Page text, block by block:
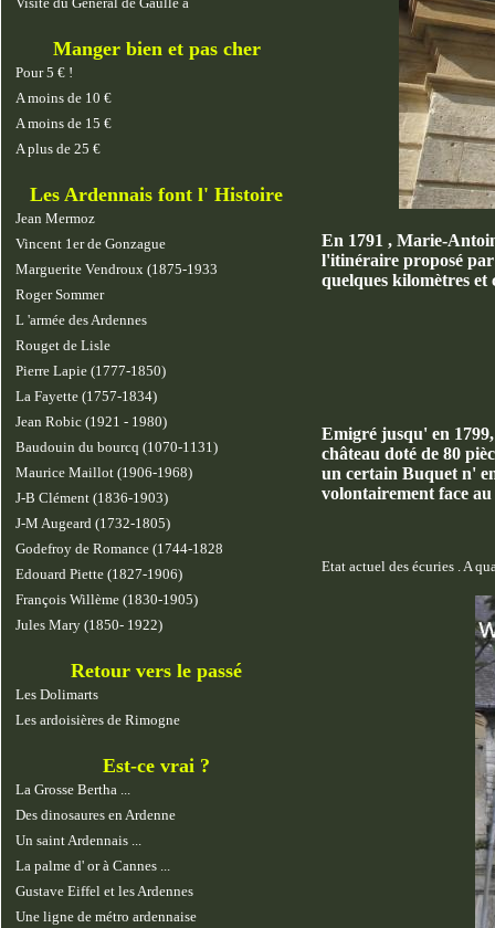
Manger bien et pas cher
Pour 5 € !
A moins de 10 €
A moins de 15 €
A plus de 25 €
Les Ardennais font l' Histoire
Jean Mermoz
Vincent 1er de Gonzague
Marguerite Vendroux (1875-1933
Roger Sommer
L 'armée des Ardennes
Rouget de Lisle
Pierre Lapie (1777-1850)
La Fayette (1757-1834)
Jean Robic (1921 - 1980)
Baudouin du bourcq (1070-1131)
Maurice Maillot (1906-1968)
J-B Clément (1836-1903)
J-M Augeard (1732-1805)
Godefroy de Romance (1744-1828
Edouard Piette (1827-1906)
François Willème (1830-1905)
Jules Mary (1850- 1922)
Retour vers le passé
Les Dolimarts
Les ardoisières de Rimogne
Est-ce vrai ?
La Grosse Bertha ...
Des dinosaures en Ardenne
Un saint Ardennais ...
La palme d' or à Cannes ...
Gustave Eiffel et les Ardennes
Une ligne de métro ardennaise
En 1791 , Marie-
l'itinéraire proposé par
quelques kilomètres et
Emigré jusqu' en
château doté de 80
un certain Buquet n'
volontairement face
Etat actuel des écuries . A